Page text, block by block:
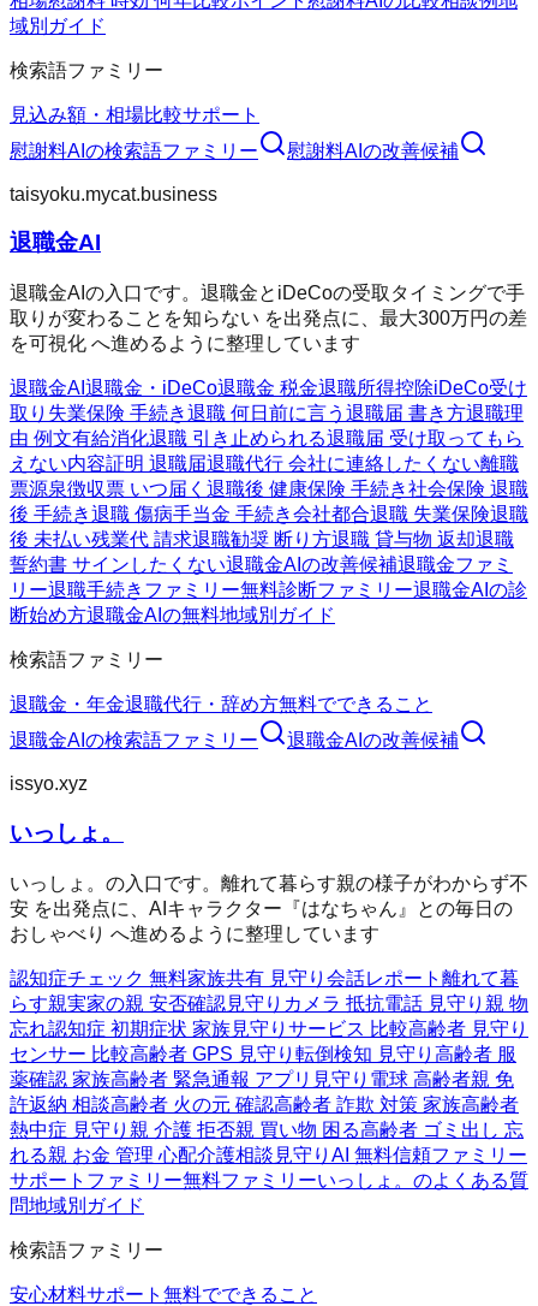
域別ガイド
検索語ファミリー
見込み額・相場比較サポート
慰謝料AI の検索語ファミリー 慰謝料AI の改善候補
taisyoku.mycat.business
退職金AI
退職金AIの入口です。退職金とiDeCoの受取タイミングで手
取りが変わることを知らない を出発点に、最大300万円の差
を可視化 へ進めるように整理しています
退職金AI 退職金・iDeCo退職金 税金退職所得控除iDeCo受け
取り 失業保険 手続き退職 何日前に言う 退職届 書き方退職理
由 例文有給消化退職 引き止められる退職届 受け取ってもら
えない内容証明 退職届退職代行 会社に連絡したくない離職
票源泉徴収票 いつ届く 退職後 健康保険 手続き社会保険 退職
後 手続き退職 傷病手当金 手続き会社都合退職 失業保険退職
後 未払い残業代 請求退職勧奨 断り方退職 貸与物 返却退職
誓約書 サインしたくない退職金AIの改善候補退職金ファミ
リー退職手続きファミリー無料診断ファミリー退職金AIの診
断始め方退職金AIの無料地域別ガイド
検索語ファミリー
退職金・年金退職代行・辞め方無料でできること
退職金AI の検索語ファミリー 退職金AI の改善候補
issyo.xyz
いっしょ。
いっしょ。の入口です。離れて暮らす親の様子がわからず不
安 を出発点に、AIキャラクター『はなちゃん』との毎日の
おしゃべり へ進めるように整理しています
認知症チェック 無料家族共有 見守り 会話レポート 離れて暮
らす親実家の親 安否確認見守りカメラ 抵抗電話 見守り 親 物
忘れ認知症 初期症状 家族見守りサービス 比較高齢者 見守り
センサー 比較高齢者 GPS 見守り 転倒検知 見守り 高齢者 服
薬確認 家族高齢者 緊急通報 アプリ 見守り電球 高齢者親 免
許返納 相談高齢者 火の元 確認高齢者 詐欺 対策 家族高齢者
熱中症 見守り 親 介護 拒否親 買い物 困る高齢者 ゴミ出し 忘
れる親 お金 管理 心配介護相談 見守りAI 無料信頼ファミリー
サポートファミリー無料ファミリーいっしょ。のよくある質
問地域別ガイド
検索語ファミリー
安心材料サポート 無料でできること